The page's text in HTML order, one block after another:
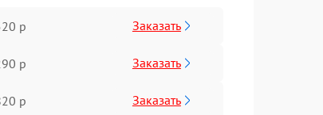
р Заказать
р Заказать
р Заказать